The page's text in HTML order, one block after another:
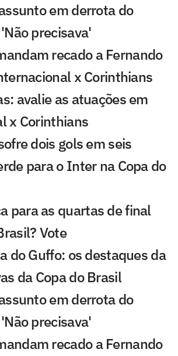
em derrota do
precisava'
recado a Fernando
x Corinthians
avalie as atuações em
x Corinthians
dois gols em seis
para o Inter na Copa do
para as quartas de final
Vote
do Guffo: os destaques da
da Copa do Brasil
em derrota do
precisava'
recado a Fernando